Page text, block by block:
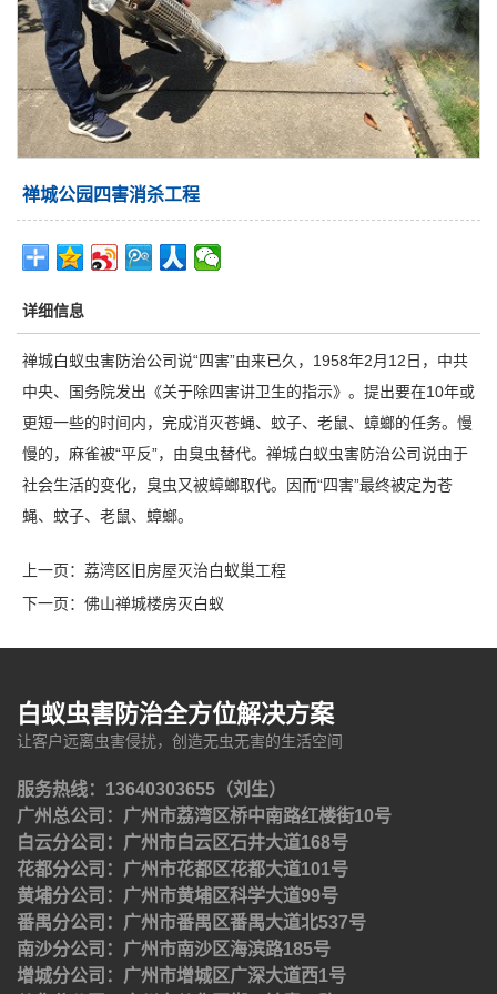
禅城公园四害消杀工程
详细信息
禅城白蚁虫害防治公司说“四害”由来已久，1958年2月12日，中共
中央、国务院发出《关于除四害讲卫生的指示》。提出要在10年或
更短一些的时间内，完成消灭苍蝇、蚊子、老鼠、蟑螂的任务。慢
慢的，麻雀被“平反”，由臭虫替代。禅城白蚁虫害防治公司说由于
社会生活的变化，臭虫又被蟑螂取代。因而“四害”最终被定为苍
蝇、蚊子、老鼠、蟑螂。
上一页： 荔湾区旧房屋灭治白蚁巢工程
下一页： 佛山禅城楼房灭白蚁
白蚁虫害防治全方位解决方案
让客户远离虫害侵扰，创造无虫无害的生活空间
服务热线：13640303655（刘生）
广州总公司：广州市荔湾区桥中南路红楼街10号
白云分公司：广州市白云区石井大道168号
花都分公司：广州市花都区花都大道101号
黄埔分公司：广州市黄埔区科学大道99号
番禺分公司：广州市番禺区番禺大道北537号
南沙分公司：广州市南沙区海滨路185号
增城分公司：广州市增城区广深大道西1号